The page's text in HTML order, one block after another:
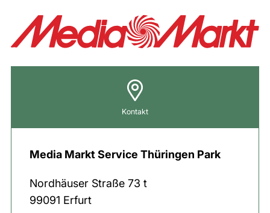
Kontakt
Media Markt Service Thüringen Park
Nordhäuser Straße 73 t
99091 Erfurt